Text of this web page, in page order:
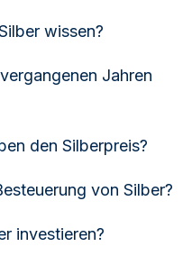
wissen?
Jahren
den Silberpreis?
von Silber?
investieren?